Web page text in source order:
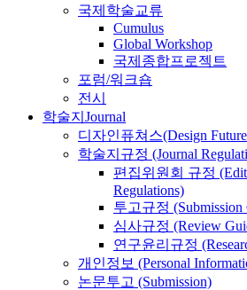
국제학술교류
Cumulus
Global Workshop
국제종합프로젝트
포럼/워크숍
전시
학술지 Journal
디자인퓨쳐스(Design
학술지규정 (Journal
편집위원회 규정
Regulations)
투고규정 (Submission
심사규정 (Review
연구윤리규정
개인정보 (Personal
논문투고 (Submission)